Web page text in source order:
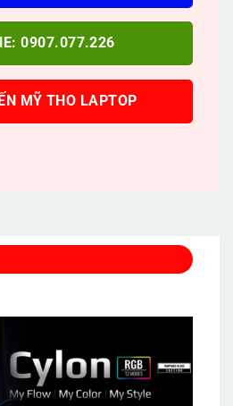
0907.077.226
MỸ THO LAPTOP